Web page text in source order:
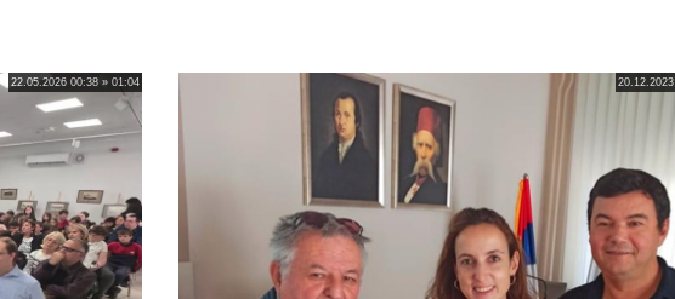
22.05.2026 00:38 » 01:04